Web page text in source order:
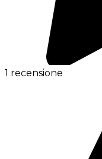
1 recensione